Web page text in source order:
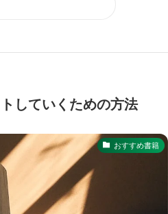
していくための方法
おすすめ書籍